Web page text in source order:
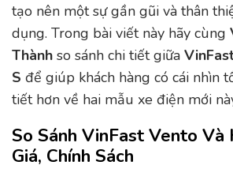
tạo nên một sự gần gũi và thân
dụng. Trong bài viết này hãy cùng
Thành so sánh chi tiết giữa
S để giúp khách hàng có cái nhìn
tiết hơn về hai mẫu xe điện mới
So Sánh VinFast Vento Và
Giá, Chính Sách